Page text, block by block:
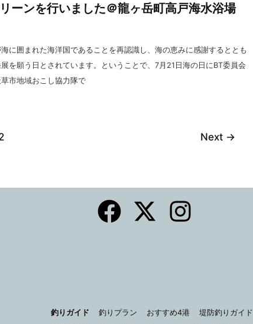
ーンを行いました＠龍ヶ岳町高戸海水浴場
海に囲まれた海洋国であることを再認識し、海の恵みに感謝するととも
を願う日とされています。ということで、7月21日海の日にBT委員会
市地域おこし協力隊で
Next →
釣りガイド 釣りプラン おすすめ4港 堤防釣りガイド